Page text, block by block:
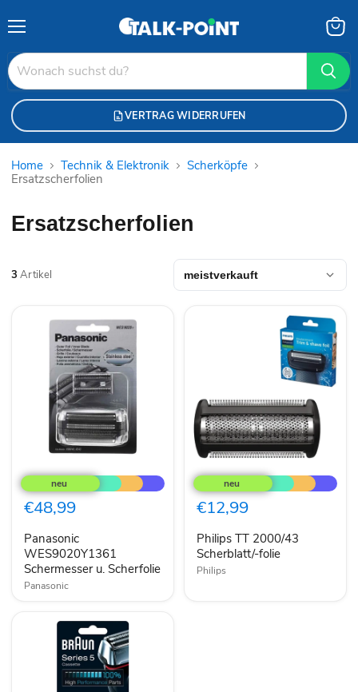
VERTRAG WIDERRUFEN
Home Technik & Elektronik
Scherköpfe
Ersatzscherfolien
Ersatzscherfolien
3 Artikel
WES9020Y1361
Schermesser
u.
Scherfolie
€48,99
Panasonic
WES9020Y1361
Schermesser u. Scherfolie
Panasonic
TT
2000/43
Scherblatt/-
folie
€12,99
Philips TT 2000/43
Scherblatt/-folie
Philips